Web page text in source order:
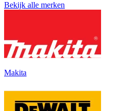
Bekijk alle merken
Makita